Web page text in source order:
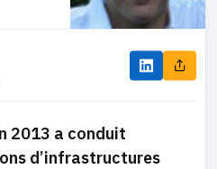
2013 a conduit
d’infrastructures